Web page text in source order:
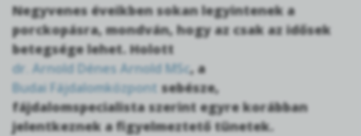
Negyvenes éveikben sokan legyintenek a
porckopásra, mondván, hogy az csak az idősek
betegsége lehet. Holott
dr. Arnold Dénes Arnold MSc, a
Budai Fájdalomközpont sebésze,
fájdalomspecialista szerint egyre korábban
jelentkeznek a figyelmeztető tünetek.